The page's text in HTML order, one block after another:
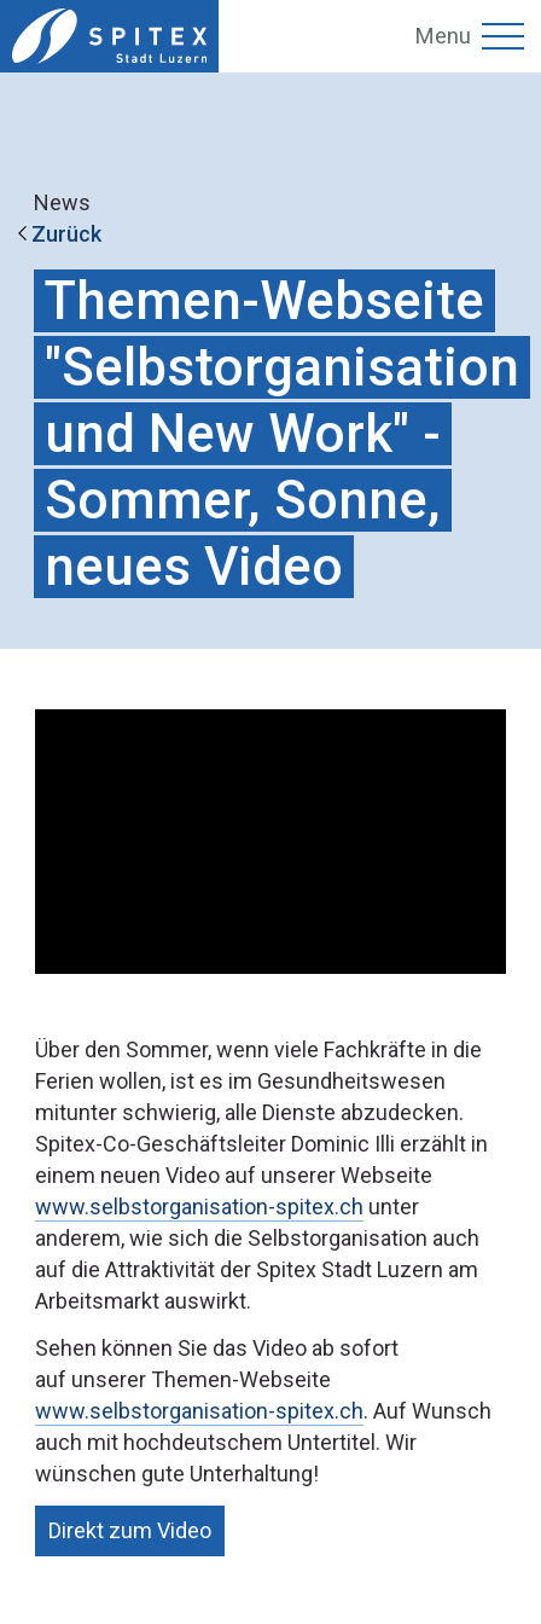
Menu
News
Zurück
Themen-Webseite
"Selbstorganisation
und New Work" -
Sommer, Sonne,
neues Video
Über den Sommer, wenn viele Fachkräfte in die
Ferien wollen, ist es im Gesundheitswesen
mitunter schwierig, alle Dienste abzudecken.
Spitex-Co-Geschäftsleiter Dominic Illi erzählt in
einem neuen Video auf unserer Webseite
www.selbstorganisation-spitex.ch unter
anderem, wie sich die Selbstorganisation auch
auf die Attraktivität der Spitex Stadt Luzern am
Arbeitsmarkt auswirkt.
Sehen können Sie das Video ab sofort
auf unserer Themen-Webseite
www.selbstorganisation-spitex.ch. Auf Wunsch
auch mit hochdeutschem Untertitel. Wir
wünschen gute Unterhaltung!
Direkt zum Video